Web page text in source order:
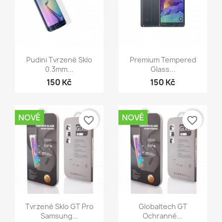
Rychlý náhled
Pudini Tvrzené Sklo
0.3mm...
150 Kč
Rychlý náhled
Premium Tempered
Glass...
150 Kč
Rychlý náhled
Tvrzené Sklo GT Pro
Samsung...
NOVÉ favorite_border
Rychlý náhled
Globaltech GT
Ochranné...
NOVÉ favorite_border